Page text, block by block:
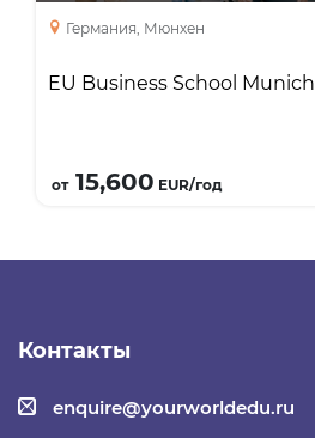
Германия, Мюнхен
EU Business School Munich
от15,600 EUR/год
Контакты
enquire@yourworldedu.ru